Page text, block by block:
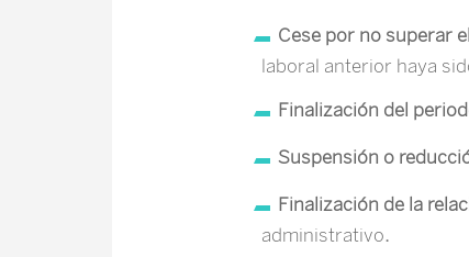
Cese por no superar
laboral anterior haya
Finalización del
Suspensión o
Finalización de la
administrativo.